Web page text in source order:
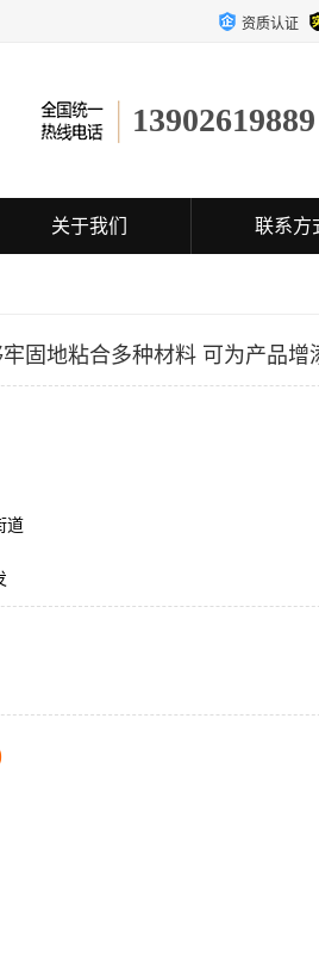
资质认证
13902619889
关于我们 联系方
固地粘合多种材料 可为产品增
道